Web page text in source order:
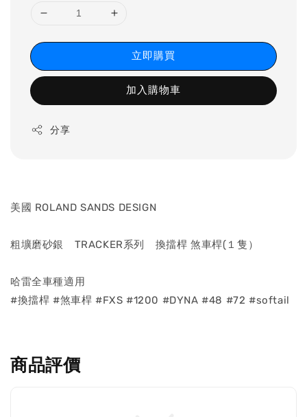
立即購買
加入購物車
分享
美國 ROLAND SANDS DESIGN
粗壙磨砂銀 TRACKER系列 換擋桿 煞車桿(１隻）
哈雷全車種適用
#換擋桿 #煞車桿 #FXS #1200 #DYNA #48 #72 #softail
商品評價